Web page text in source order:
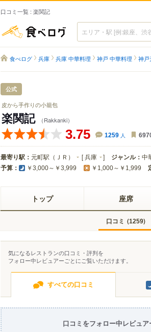
口コミ一覧 : 楽関記
食べログ
食べログ 兵庫 兵庫 中華料理 神戸 中華料理 神戸
公式
皮から手作りの小籠包
楽関記 （Rakkanki）
3.75 1259 人
最寄り駅： 元町駅（ＪＲ） [兵庫 ] ジャンル： 中
予算： ￥3,000～￥3,999 ￥1,000～￥1,999
トップ 座席
口コミ (1259)
気になるレストランの口コミ・評判を
フォロー中レビュアーごとにご覧いただけます。
すべての口コミ
口コミをフォロー中レビュア